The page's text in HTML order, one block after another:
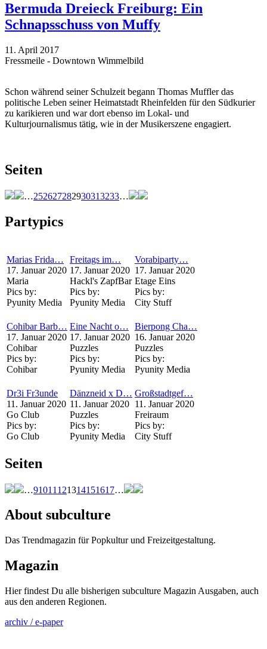
Bermuda Dreieck Freiburg: Ein
Schnapsschuss von Muffy
11. April 2017
Fressmeile - Downtown Wimmelbild
Schon während seiner Schulzeit begann Thomas Muffler das
politische Leben seiner Heimatstadt Rheinfelden für den Südkurier
zu karikieren und war dort ebenso im Lokal- und
Kulturjournalismus tätig, wie in der Musikerszene engagiert.
Seiten
…252627282930313233…
Partypics
Marias Frida…
17. Januar 2020
Maria
Pics by:
Pyunity Media
Freitags im…
17. Januar 2020
Hackl's ZapfBar
Pics by:
Pyunity Media
Vorabiparty…
17. Januar 2020
Etage Eins
Pics by:
City Stuff
Cohibar Barb…
17. Januar 2020
Cohibar
Pics by:
Cohibar
Eine Nacht o…
17. Januar 2020
Puzzles
Pics by:
Pyunity Media
Bierpong Cha…
16. Januar 2020
Puzzles
Pics by:
Pyunity Media
Dr3i Fr3unde
11. Januar 2020
Go Club
Pics by:
Go Club
Dänzneid x D…
11. Januar 2020
Puzzles
Pics by:
Pyunity Media
Großstadtgef…
11. Januar 2020
Freiraum
Pics by:
City Stuff
Seiten
…91011 121314151617…
About subculture
Das Trendmagazin für Popkultur und Freizeitgestaltung.
Magazin
Hier findest Du alle bisherigen subculture Magazin Ausgaben, auch
aus den anderen Regionen.
archiv / e-paper